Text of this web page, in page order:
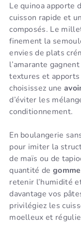
Le quinoa apporte
cuisson rapide et
composés. Le
finement la
envies de plats
l’amarante
textures et
choisissez une
d’éviter les
conditionnement.
En boulangerie
pour imiter la
de maïs ou de
quantité de
retenir l’humidité
davantage vos
privilégiez les
moelleux et